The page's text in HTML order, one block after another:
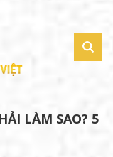
LÀM SAO? 5